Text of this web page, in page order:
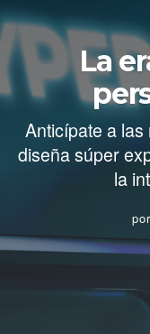
La
Anticípate a
diseña súper
la
por